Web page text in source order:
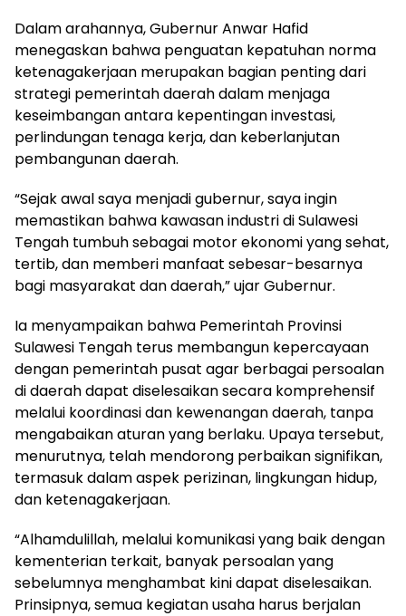
Dalam arahannya, Gubernur Anwar Hafid
menegaskan bahwa penguatan kepatuhan norma
ketenagakerjaan merupakan bagian penting dari
strategi pemerintah daerah dalam menjaga
keseimbangan antara kepentingan investasi,
perlindungan tenaga kerja, dan keberlanjutan
pembangunan daerah.
“Sejak awal saya menjadi gubernur, saya ingin
memastikan bahwa kawasan industri di Sulawesi
Tengah tumbuh sebagai motor ekonomi yang sehat,
tertib, dan memberi manfaat sebesar-besarnya
bagi masyarakat dan daerah,” ujar Gubernur.
Ia menyampaikan bahwa Pemerintah Provinsi
Sulawesi Tengah terus membangun kepercayaan
dengan pemerintah pusat agar berbagai persoalan
di daerah dapat diselesaikan secara komprehensif
melalui koordinasi dan kewenangan daerah, tanpa
mengabaikan aturan yang berlaku. Upaya tersebut,
menurutnya, telah mendorong perbaikan signifikan,
termasuk dalam aspek perizinan, lingkungan hidup,
dan ketenagakerjaan.
“Alhamdulillah, melalui komunikasi yang baik dengan
kementerian terkait, banyak persoalan yang
sebelumnya menghambat kini dapat diselesaikan.
Prinsipnya, semua kegiatan usaha harus berjalan